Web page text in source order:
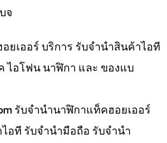
จ
ยเออร์ บริการ รับจำนำสินค้าไอที
ไอโฟน นาฬิกา และ ของแบ
รับจำนำนาฬิกาแท็คฮอยเออร์
อที รับจำนำมือถือ รับจำนำ